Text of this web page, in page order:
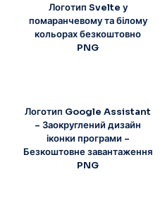
Логотип Svelte у
помаранчевому та білому
кольорах безкоштовно
PNG
Логотип Google Assistant
– Заокруглений дизайн
іконки програми –
Безкоштовне завантаження
PNG